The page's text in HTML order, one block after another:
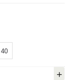
40
+